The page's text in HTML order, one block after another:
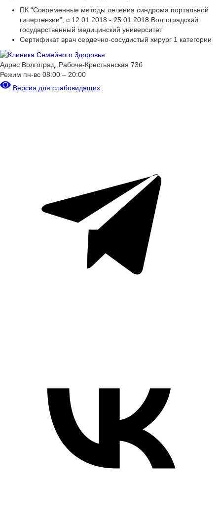
ПК "Современные методы лечения синдрома портальной
гипертензии", с 12.01.2018 - 25.01.2018 Волгоградский
государственный медицинский университет
Сертификат врач сердечно-сосудистый хирург 1 категории
Адрес Волгоград, Рабоче-Крестьянская 73б
Режим пн-вс 08:00 – 20:00
Версия для слабовидящих